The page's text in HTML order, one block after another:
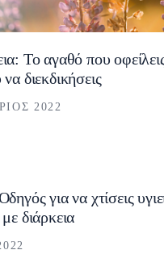
Το αγαθό που
διεκδικήσεις
2022
για να χτίσεις
διάρκεια